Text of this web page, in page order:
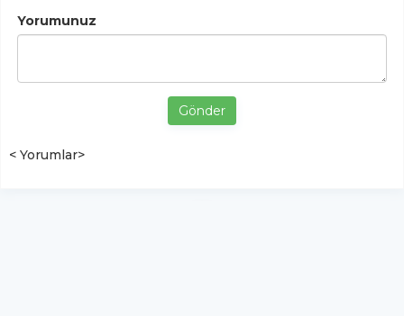
Yorumunuz
Gönder
< Yorumlar>